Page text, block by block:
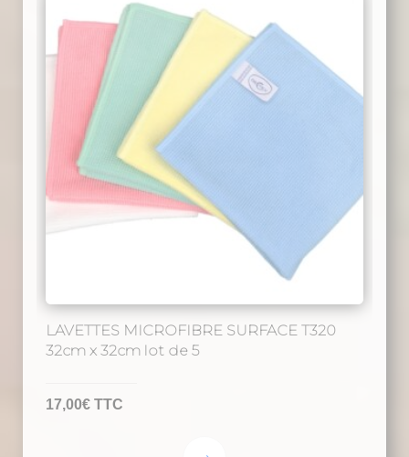
LAVETTES MICROFIBRE SURFACE T320
32cm x 32cm lot de 5
17,00€ TTC